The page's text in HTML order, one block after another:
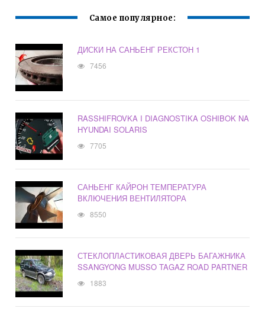
Самое популярное:
ДИСКИ НА САНЬЕНГ РЕКСТОН 1
7456
RASSHIFROVKA I DIAGNOSTIKA OSHIBOK NA
HYUNDAI SOLARIS
7705
САНЬЕНГ КАЙРОН ТЕМПЕРАТУРА
ВКЛЮЧЕНИЯ ВЕНТИЛЯТОРА
8550
СТЕКЛОПЛАСТИКОВАЯ ДВЕРЬ БАГАЖНИКА
SSANGYONG MUSSO TAGAZ ROAD PARTNER
1883